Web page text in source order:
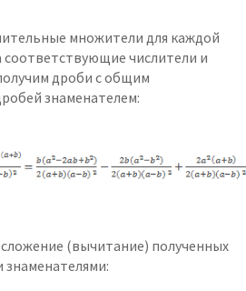
множители для каждой
числители и
дроби с общим
знаменателем:
(вычитание) полученных